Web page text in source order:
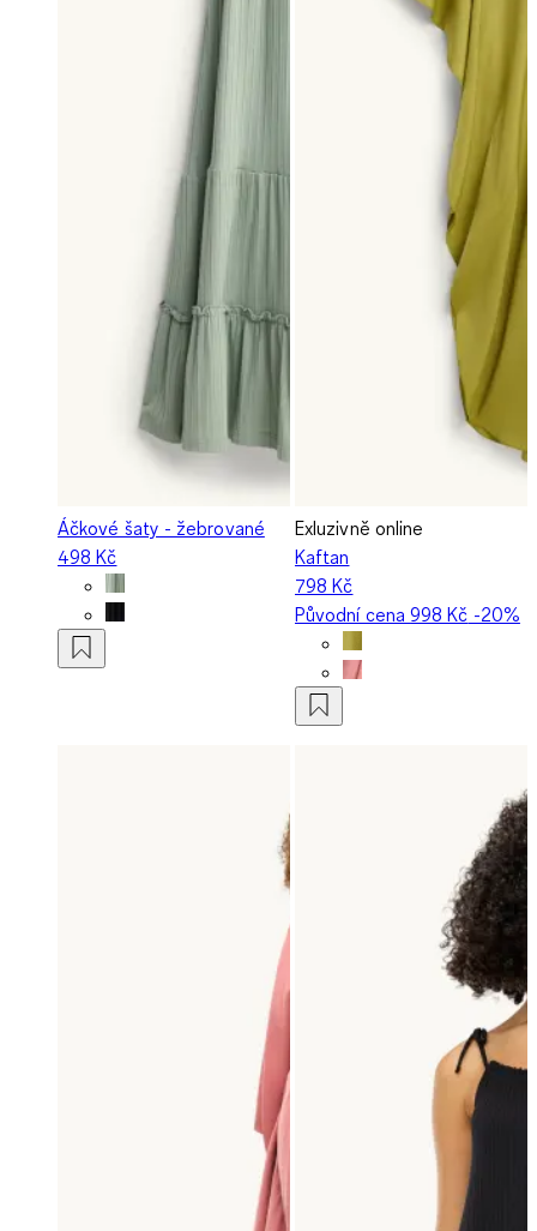
Áčkové šaty - žebrované
498 Kč
Exluzivně online
Kaftan
798 Kč
Původní cena998 Kč -20%